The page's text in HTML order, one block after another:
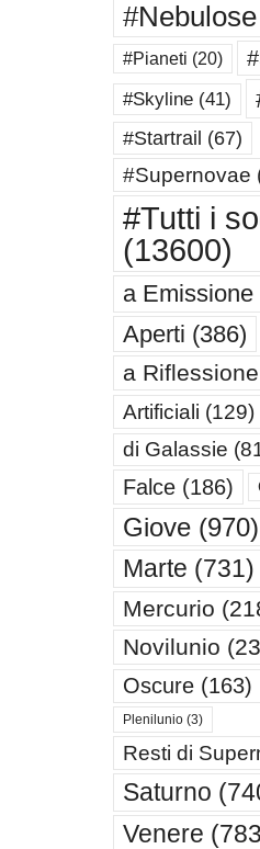
#Nebulose
#Pianeti (20)
#Skyline(41)
#Startrail (67)
#Supernovae
#Tutti i
(13600)
a Emissione
Aperti (386)
a Riflessione
Artificiali (129)
di Galassie
Falce(186)
Giove(970)
Marte (731)
Mercurio
Novilunio
Oscure(163)
Plenilunio(3)
Resti di
Saturno
Venere